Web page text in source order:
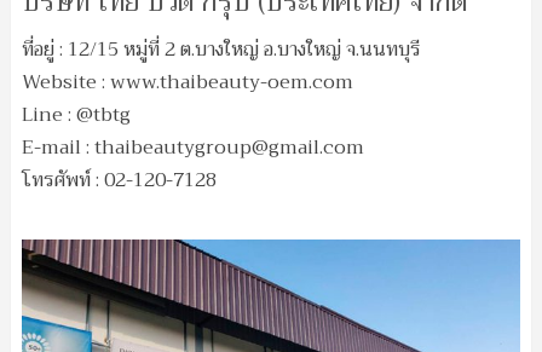
ที่อยู่ : 12/15 หมู่ที่ 2 ต.บางใหญ่ อ.บางใหญ่ จ.นนทบุรี
Website : www.thaibeauty-oem.com
Line : @tbtg
E-mail :thaibeautygroup@gmail.com
โทรศัพท์ : 02-120-7128